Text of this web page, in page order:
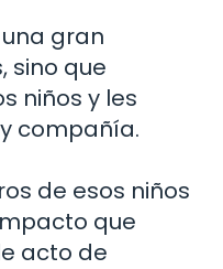
gran
sino que
niños y les
compañía.
de esos niños
que
acto de